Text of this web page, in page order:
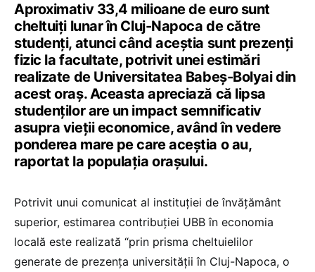
Aproximativ 33,4 milioane de euro sunt
cheltuiți lunar în Cluj-Napoca de către
studenți, atunci când aceștia sunt prezenți
fizic la facultate, potrivit unei estimări
realizate de Universitatea Babeș-Bolyai din
acest oraș. Aceasta apreciază că lipsa
studenților are un impact semnificativ
asupra vieții economice, având în vedere
ponderea mare pe care aceștia o au,
raportat la populația orașului.
Potrivit unui comunicat al instituției de învățământ
superior, estimarea contribuției UBB în economia
locală este realizată “prin prisma cheltuielilor
generate de prezența universității în Cluj-Napoca, o